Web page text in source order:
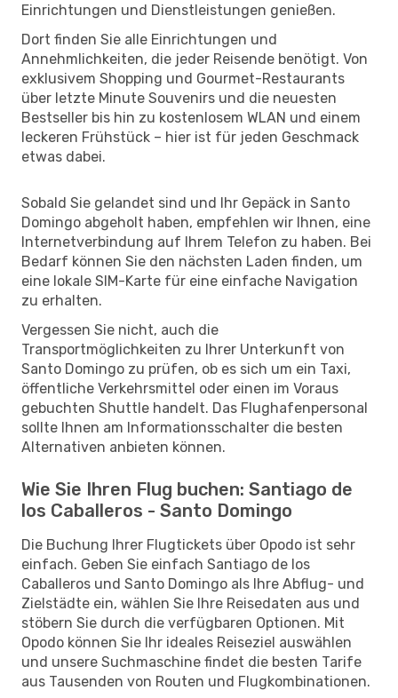
Einrichtungen und Dienstleistungen genießen.
Dort finden Sie alle Einrichtungen und
Annehmlichkeiten, die jeder Reisende benötigt. Von
exklusivem Shopping und Gourmet-Restaurants
über letzte Minute Souvenirs und die neuesten
Bestseller bis hin zu kostenlosem WLAN und einem
leckeren Frühstück – hier ist für jeden Geschmack
etwas dabei.
Sobald Sie gelandet sind und Ihr Gepäck in Santo
Domingo abgeholt haben, empfehlen wir Ihnen, eine
Internetverbindung auf Ihrem Telefon zu haben. Bei
Bedarf können Sie den nächsten Laden finden, um
eine lokale SIM-Karte für eine einfache Navigation
zu erhalten.
Vergessen Sie nicht, auch die
Transportmöglichkeiten zu Ihrer Unterkunft von
Santo Domingo zu prüfen, ob es sich um ein Taxi,
öffentliche Verkehrsmittel oder einen im Voraus
gebuchten Shuttle handelt. Das Flughafenpersonal
sollte Ihnen am Informationsschalter die besten
Alternativen anbieten können.
Wie Sie Ihren Flug buchen: Santiago de
los Caballeros - Santo Domingo
Die Buchung Ihrer Flugtickets über Opodo ist sehr
einfach. Geben Sie einfach Santiago de los
Caballeros und Santo Domingo als Ihre Abflug- und
Zielstädte ein, wählen Sie Ihre Reisedaten aus und
stöbern Sie durch die verfügbaren Optionen. Mit
Opodo können Sie Ihr ideales Reiseziel auswählen
und unsere Suchmaschine findet die besten Tarife
aus Tausenden von Routen und Flugkombinationen.